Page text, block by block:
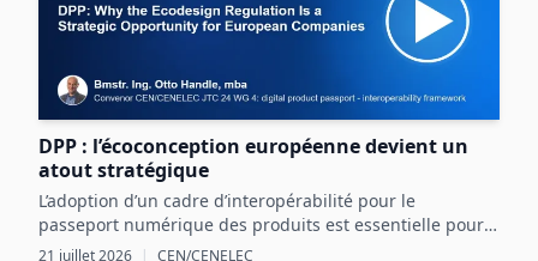
DPP : l’écoconception européenne devient un
atout stratégique
L’adoption d’un cadre d’interopérabilité pour le
passeport numérique des produits est essentielle pour
structurer les données produit et exploiter les
21 juillet 2026 | CEN/CENELEC